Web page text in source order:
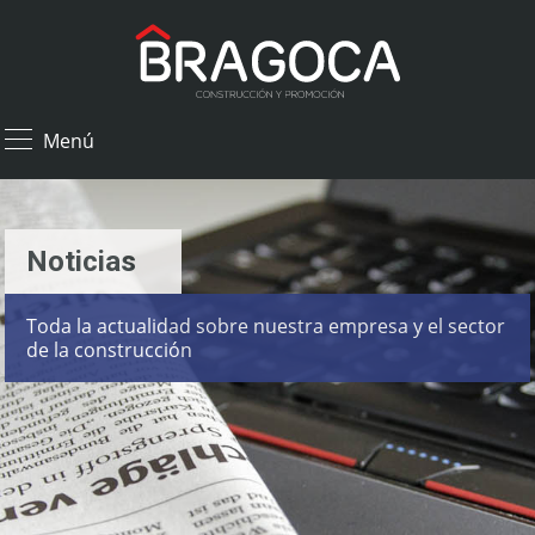
Menú
Noticias
Toda la actualidad sobre nuestra empresa y el sector
de la construcción